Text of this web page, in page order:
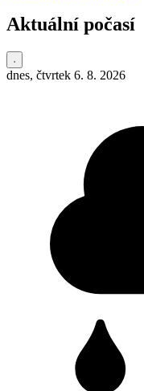
Aktuální počasí
dnes, čtvrtek 6. 8. 2026